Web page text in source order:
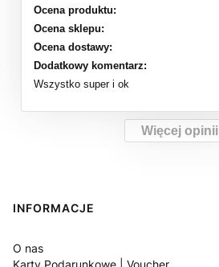
Ocena produktu:
Ocena sklepu:
Ocena dostawy:
Dodatkowy komentarz:
Wszystko super i ok
Więcej opinii
Linki w stopce
INFORMACJE
O nas
Karty Podarunkowe | Voucher